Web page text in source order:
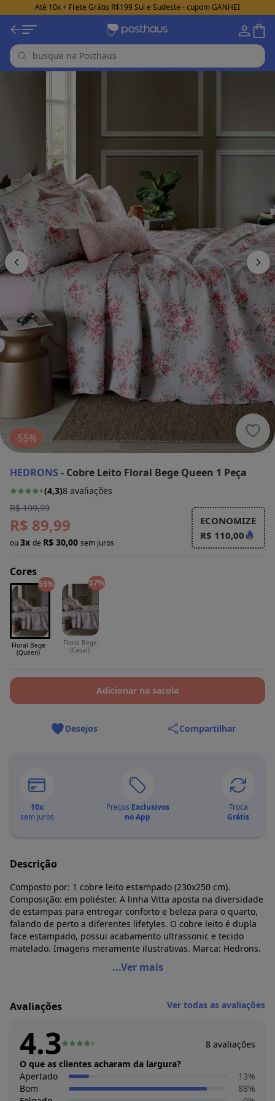
Até 10x + Frete Grátis R$199 Sul e Sudeste - cupom GANHEI
-55%
HEDRONS - Cobre Leito Floral Bege Queen 1 Peça
(4,3)8 avaliações
R$ 199,99
R$ 89,99
ou3x de R$ 30,00 sem juros
ECONOMIZE
R$ 110,00
Cores
55%
Floral Bege
(Queen)
57%
Floral Bege
(Casal)
Adicionar na sacola
Desejos Compartilhar
10x
sem juros
Preços Exclusivos
no App
Troca
Grátis
Descrição
Composto por: 1 cobre leito estampado (230x250 cm).
Composição: em poliéster. A linha Vitta aposta na diversidade
de estampas para entregar conforto e beleza para o quarto,
falando de perto a diferentes lifetyles. O cobre leito é dupla
face estampado, possui acabamento ultrassonic e tecido
matelado. Imagens meramente ilustrativas. Marca: Hedrons.
Hedrons - Cobre Leito Floral Bege Queen 1 Peça
Composto por:
1 cobre leito estampado (230x250 cm).
A linha Vitta aposta na diversidade de estampas para
entregar conforto e beleza para o quarto, falando de perto a
diferentes lifetyles. O cobre leito é dupla face estampado,
possui acabamento ultrassonic e tecido matelado.
Imagens meramente ilustrativas.
Marca: Hedrons.
...Ver mais
Avaliações Ver todas as avaliações
4.3 8 avaliações
O que as clientes acharam da largura?
Apertado
13%
Bom
88%